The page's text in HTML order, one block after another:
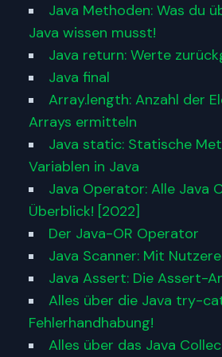
Java Methoden: Was du
Java wissen musst!
Java return: Werte
Java final
Array.length: Anzahl der
Arrays ermitteln
Java static: Statische
Variablen in Java
Java Operator: Alle Java
Überblick! [2022]
Der Java-OR Operator
Java Scanner: Mit
Java Assert: Die Assert-
Alles über die Java try-
Fehlerhandhabung!
Alles über das Java